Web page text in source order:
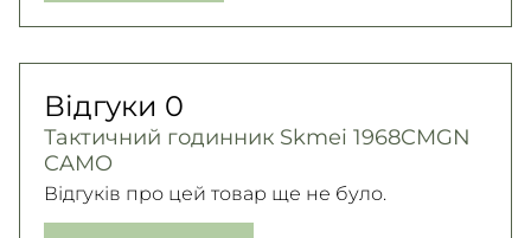
Відгуки 0
Тактичний годинник Skmei 1968CMGN
CAMO
Відгуків про цей товар ще не було.